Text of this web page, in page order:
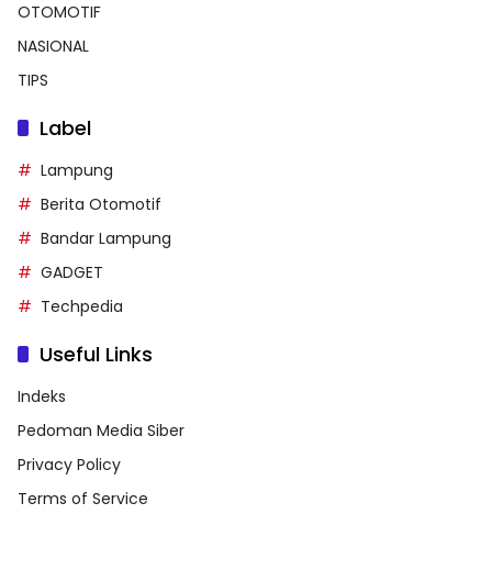
OTOMOTIF
NASIONAL
TIPS
Label
Lampung
Berita Otomotif
Bandar Lampung
GADGET
Techpedia
Useful Links
Indeks
Pedoman Media Siber
Privacy Policy
Terms of Service